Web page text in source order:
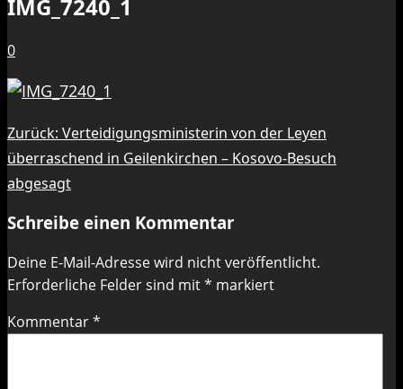
IMG_7240_1
0
Beitragsnavigation
Zurück: Verteidigungsministerin von der Leyen
überraschend in Geilenkirchen – Kosovo-Besuch
abgesagt
Schreibe einen Kommentar
Deine E-Mail-Adresse wird nicht veröffentlicht.
Erforderliche Felder sind mit* markiert
Kommentar*